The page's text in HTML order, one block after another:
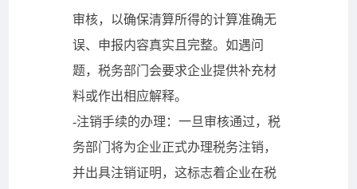
审核，以确保清算所得的计算准确无
误、申报内容真实且完整。如遇问
题，税务部门会要求企业提供补充材
料或作出相应解释。
-注销手续的办理：一旦审核通过，税
务部门将为企业正式办理税务注销，
并出具注销证明，这标志着企业在税